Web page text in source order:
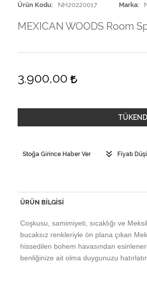
Ürün Kodu NH20220017 Marka
MEXICAN WOODS Room
3.900,00
TÜKENDİ
Stoğa Girince Haber Ver Fiyatı
ÜRÜN BILGISI
Coşkusu, samimiyeti, sıcaklığı ve
bucaksız renkleriyle ön plana çıkan
hissedilen bohem havasından
benliğinize ait olma duygunuzu hatırlatır.